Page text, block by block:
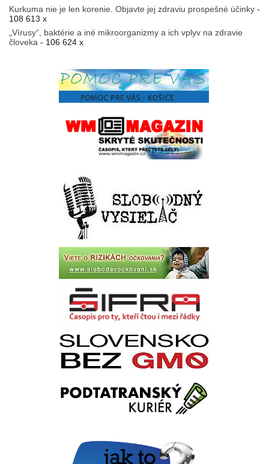
Kurkuma nie je len korenie. Objavte jej zdraviu prospešné účinky -
108 613 x
„Vírusy“, baktérie a iné mikroorganizmy a ich vplyv na zdravie
človeka - 106 624 x